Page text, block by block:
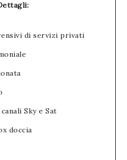
di servizi privati
Sky e Sat
doccia